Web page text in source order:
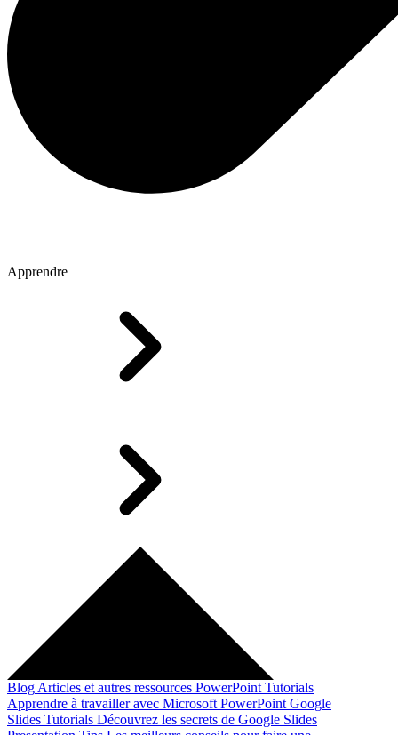
Apprendre
Blog Articles et autres ressources PowerPoint Tutorials
Apprendre à travailler avec Microsoft PowerPoint Google
Slides Tutorials Découvrez les secrets de Google Slides